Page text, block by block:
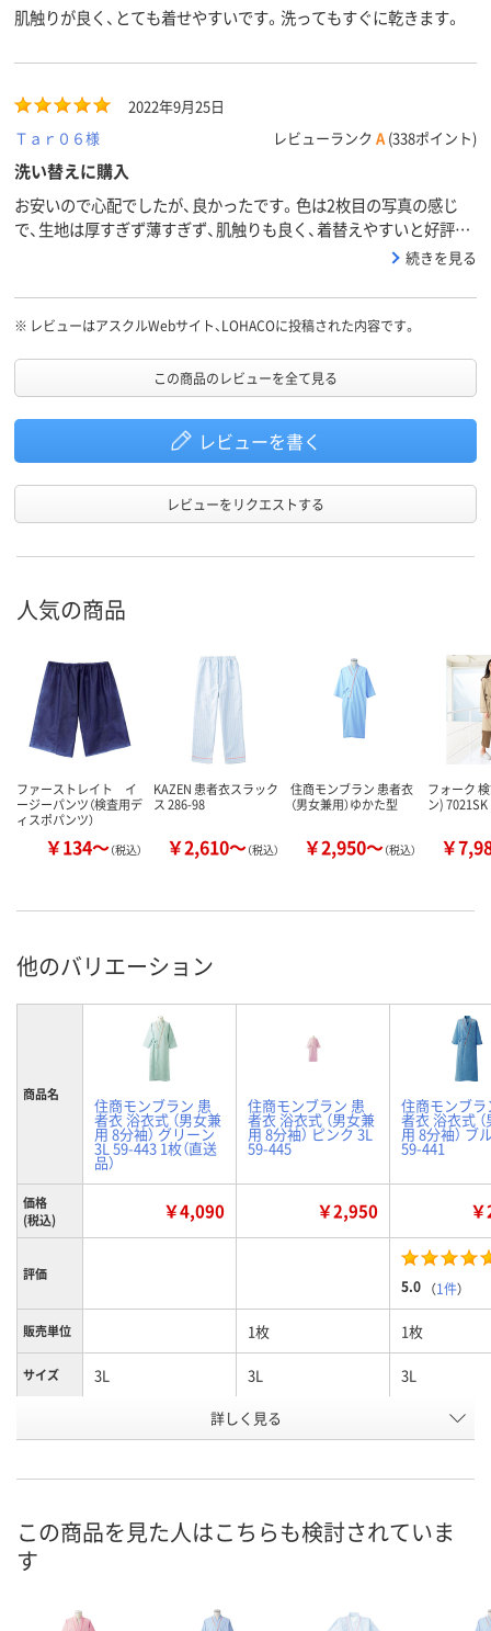
肌触りが良く、とても着せやすいです。洗ってもすぐに乾きます。
2022年9月25日
Ｔａｒ０６様
レビューランク A (338ポイント)
洗い替えに購入
お安いので心配でしたが、良かったです。色は2枚目の写真の感じ
で、生地は厚すぎず薄すぎず、肌触りも良く、着替えやすいと好評で
続きを見る
※ レビューはアスクルWebサイト、LOHACOに投稿された内容です。
この商品のレビューを全て見る
レビューを書く
レビューをリクエストする
人気の商品
ファーストレイト イ
ージーパンツ（検査用デ
ィスポパンツ）
￥134～（税込）
KAZEN 患者衣スラック
ス 286-98
￥2,610～（税込）
住商モンブラン 患者衣
（男女兼用）ゆかた型
￥2,950～（税込）
フォーク
ン) 7021SK
￥
他のバリエーション
商品名
住商モンブラン 患
者衣 浴衣式 （男女兼
用 8分袖） グリーン
3L 59-443 1枚（直送
品）
住商モンブラン 患
者衣 浴衣式 （男女兼
用 8分袖） ピンク 3L
59-445
住商モンブラ
者衣 浴衣式
用 8分袖） ブ
59-441
価格
(税込)
￥4,090 ￥2,950
評価
5.0 （1件）
販売単位 1枚 1枚
サイズ 3L 3L 3L
ピンク
号
お届け日
詳しく見る
この商品を見た人はこちらも検討されていま
す